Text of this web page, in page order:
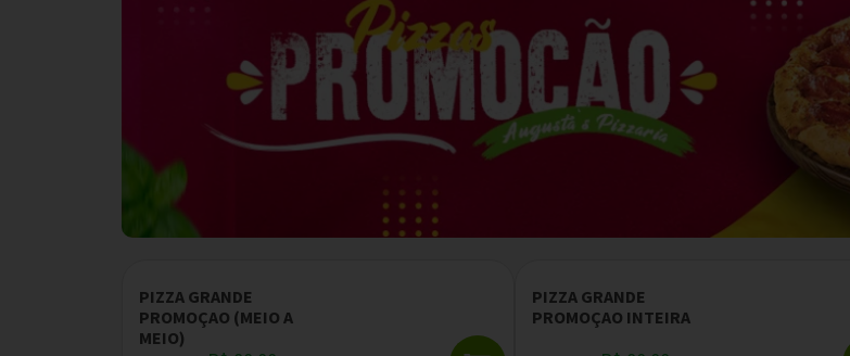
PIZZA GRANDE
PROMOÇAO (MEIO A
MEIO)
PIZZA GRANDE
PROMOÇAO INTEIRA